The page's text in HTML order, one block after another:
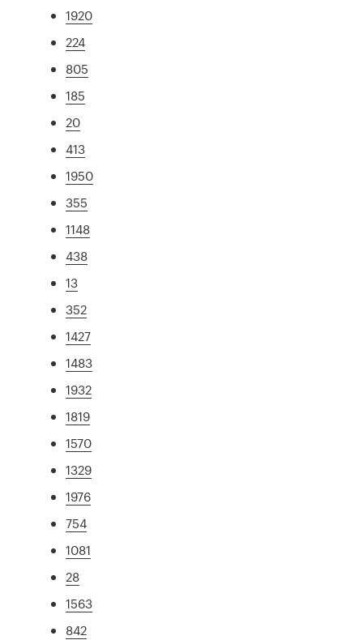
1920
224
805
185
20
413
1950
355
1148
438
13
352
1427
1483
1932
1819
1570
1329
1976
754
1081
28
1563
842